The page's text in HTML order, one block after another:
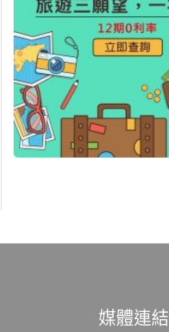
媒體連結